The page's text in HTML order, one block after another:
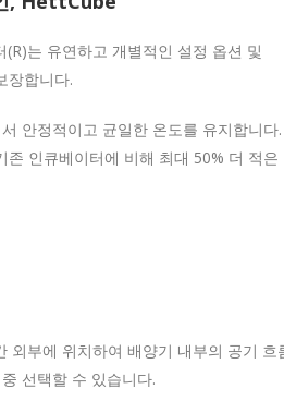
는 유연하고 개별적인 설정 옵션 및
장합니다.
안정적이고 균일한 온도를 유지합니
인큐베이터에 비해 최대 50% 더 적
부에 위치하여 배양기 내부의 공기 흐
선택할 수 있습니다.